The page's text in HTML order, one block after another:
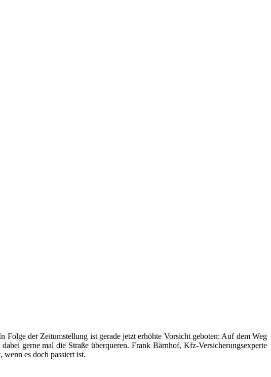
Folge der Zeitumstellung ist gerade jetzt erhöhte Vorsicht geboten: Auf dem Weg
gerne mal die Straße überqueren. Frank Bärnhof, Kfz-Versicherungsexperte
es doch passiert ist.